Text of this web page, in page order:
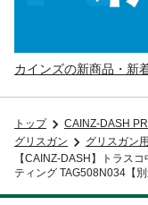
カインズの新商品・新
トップ CAINZ-DASH
グリスガン
グリスガン
【CAINZ-DASH】トラス
ティング TAG508N034【別